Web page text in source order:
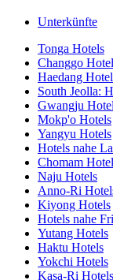
Unterkünfte
Tonga Hotels
Changgo
Haedang
South Jeolla:
Gwangju
Mokp'o Hotels
Yangyu Hotels
Hotels nahe
Chomam
Naju Hotels
Anno-Ri
Kiyong Hotels
Hotels nahe
Yutang Hotels
Haktu Hotels
Yokchi Hotels
Kasa-Ri Hotels